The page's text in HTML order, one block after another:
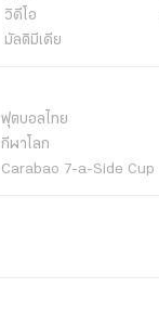
วิดีโอ
มัลติมีเดีย
ฟุตบอลไทย
กีฬาโลก
Carabao 7-a-Side Cup